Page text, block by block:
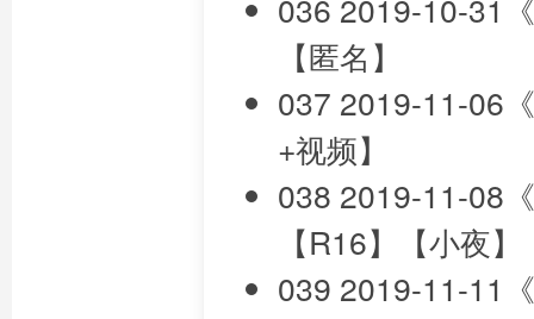
036 2019-10-31
【匿名】
037 2019-11-06
+视频】
038 2019-11-08
【R16】【小夜】
039 2019-11-11